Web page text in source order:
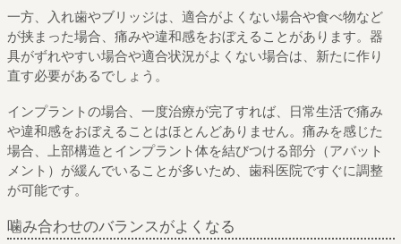
一方、入れ歯やブリッジは、適合がよくない場合や食べ物など
が挟まった場合、痛みや違和感をおぼえることがあります。器
具がずれやすい場合や適合状況がよくない場合は、新たに作り
直す必要があるでしょう。
インプラントの場合、一度治療が完了すれば、日常生活で痛み
や違和感をおぼえることはほとんどありません。痛みを感じた
場合、上部構造とインプラント体を結びつける部分（アバット
メント）が緩んでいることが多いため、歯科医院ですぐに調整
が可能です。
噛み合わせのバランスがよくなる